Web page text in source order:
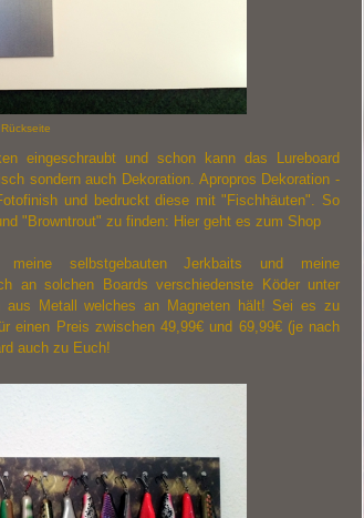
Rückseite
eingeschraubt und schon kann das Lureboard
sondern auch Dekoration. Apropros Dekoration -
und bedruckt diese mit "Fischhäuten". So
"Browntrout" zu finden: Hier geht es zum Shop
selbstgebauten Jerkbaits und meine
an solchen Boards verschiedenste Köder unter
aus Metall welches an Magneten hält! Sei es zu
einen Preis zwischen 49,99€ und 69,99€ (je nach
auch zu Euch!